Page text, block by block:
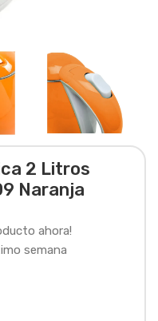
2 Litros
Naranja
ahora!
semana